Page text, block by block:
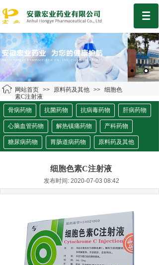
网站首页 >> 原料药及其他 >> 细胞色
素C注射液
骨病药物
抗菌药物 抗病毒药物 肝病药物
心脑血管药物 解热镇痛药物 产科药物
糖尿病药物 胃肠道病药物 原料药及其他
细胞色素C注射液
发布时间: 2020-07-03 08:42